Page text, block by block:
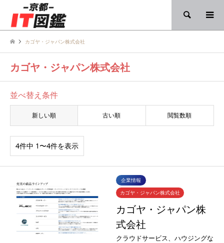
検索
カゴヤ・ジャパン株式会社
カゴヤ・ジャパン株式会社
並べ替え条件
新しい順 古い順 閲覧数順
4件中 1〜4件を表示
企業情報
カゴヤ・ジャパン株式会社
カゴヤ・ジャパン株
式会社
クラウドサービス、ハウジングな